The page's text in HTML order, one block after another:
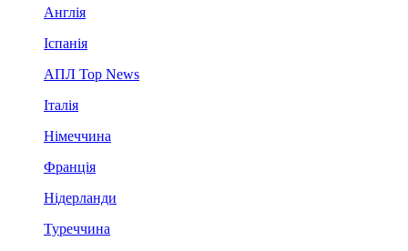
Англія
Іспанія
АПЛ Top News
Італія
Німеччина
Франція
Нідерланди
Туреччина